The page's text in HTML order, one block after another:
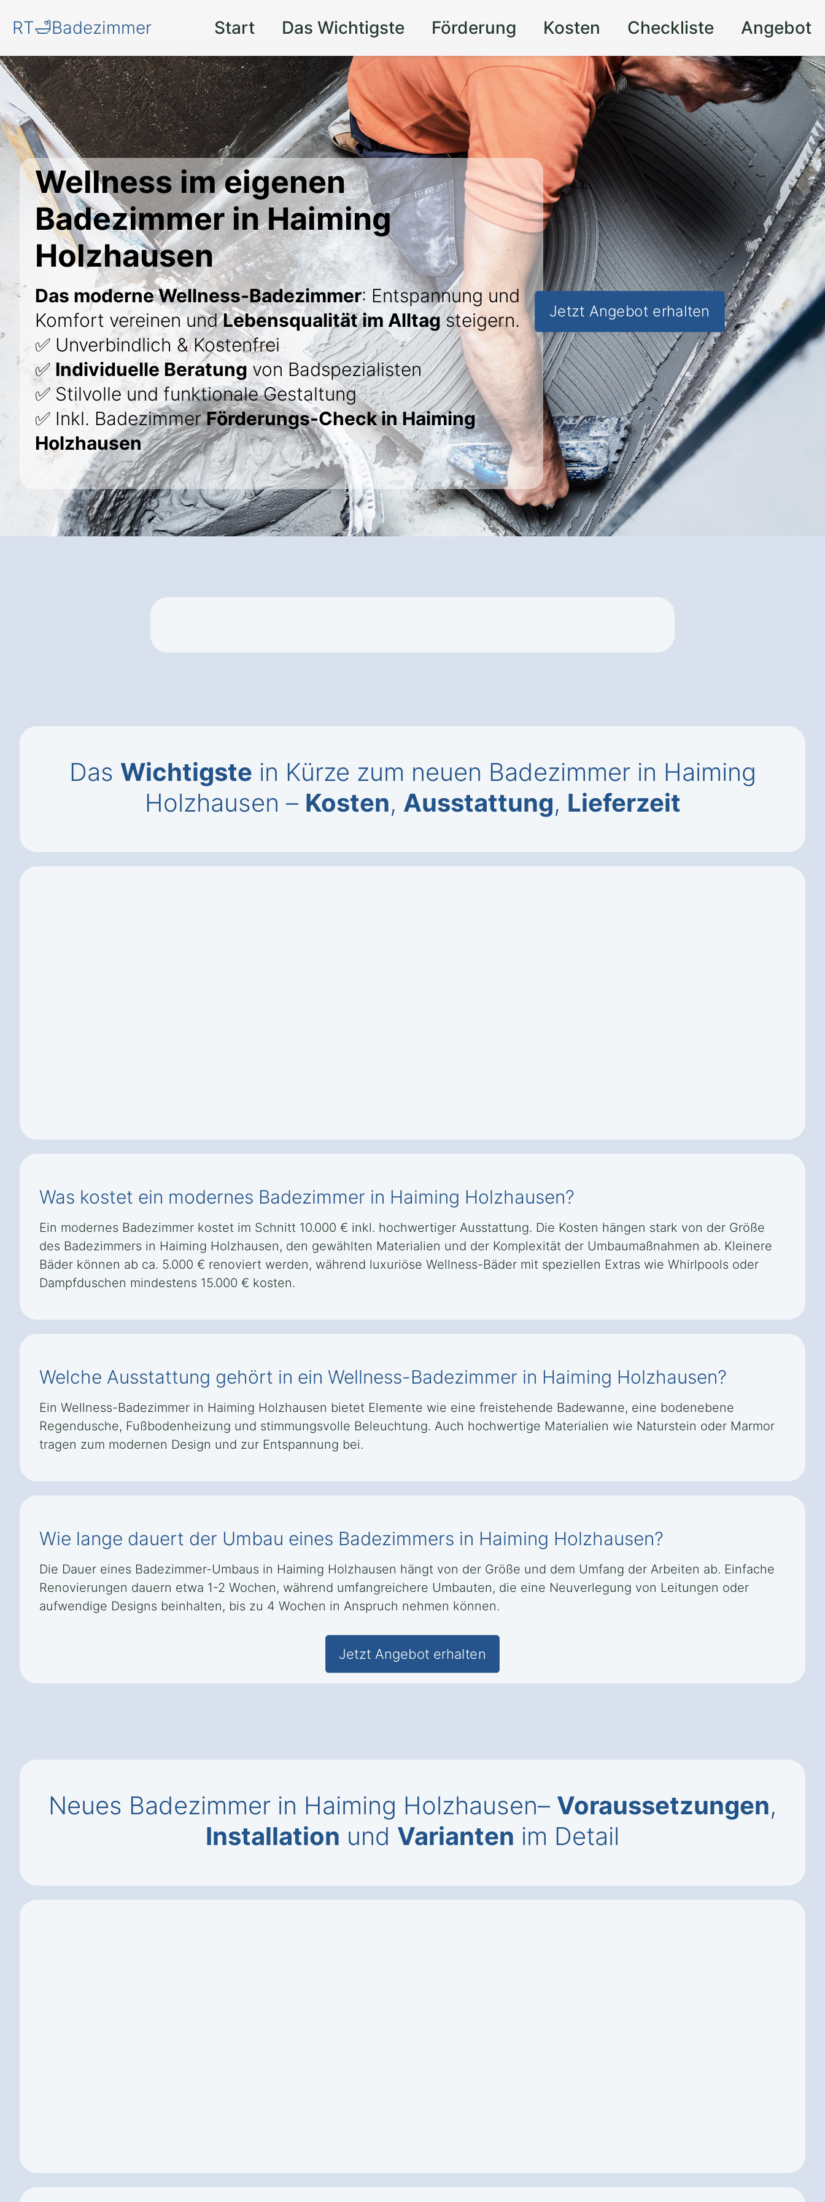
RT🛁Badezimmer Start Das Wichtigste Förderung Kosten Checkliste Angebot
Wellness im eigenen
Badezimmer in Haiming
Holzhausen
Das moderne Wellness-Badezimmer: Entspannung und
Komfort vereinen undLebensqualität im Alltagsteigern.
✅ Unverbindlich & Kostenfrei
✅ Individuelle Beratungvon Badspezialisten
✅ Stilvolle und funktionale Gestaltung
✅ Inkl. BadezimmerFörderungs-Check in Haiming
Holzhausen
Jetzt Angebot erhalten
Das Wichtigste in Kürze zum neuen Badezimmer in Haiming
Holzhausen – Kosten, Ausstattung, Lieferzeit
Was kostet ein modernes Badezimmer in Haiming Holzhausen?
Ein modernes Badezimmer kostet im Schnitt 10.000 € inkl. hochwertiger Ausstattung. Die Kosten hängen stark von der Größe
des Badezimmers in Haiming Holzhausen, den gewählten Materialien und der Komplexität der Umbaumaßnahmen ab. Kleinere
Bäder können ab ca. 5.000 € renoviert werden, während luxuriöse Wellness-Bäder mit speziellen Extras wie Whirlpools oder
Dampfduschen mindestens 15.000 € kosten.
Welche Ausstattung gehört in ein Wellness-Badezimmer in Haiming Holzhausen?
Ein Wellness-Badezimmer in Haiming Holzhausen bietet Elemente wie eine freistehende Badewanne, eine bodenebene
Regendusche, Fußbodenheizung und stimmungsvolle Beleuchtung. Auch hochwertige Materialien wie Naturstein oder Marmor
tragen zum modernen Design und zur Entspannung bei.
Wie lange dauert der Umbau eines Badezimmers in Haiming Holzhausen?
Die Dauer eines Badezimmer-Umbaus in Haiming Holzhausen hängt von der Größe und dem Umfang der Arbeiten ab. Einfache
Renovierungen dauern etwa 1-2 Wochen, während umfangreichere Umbauten, die eine Neuverlegung von Leitungen oder
aufwendige Designs beinhalten, bis zu 4 Wochen in Anspruch nehmen können.
Jetzt Angebot erhalten
Neues Badezimmer in Haiming Holzhausen– Voraussetzungen,
Installation und Varianten im Detail